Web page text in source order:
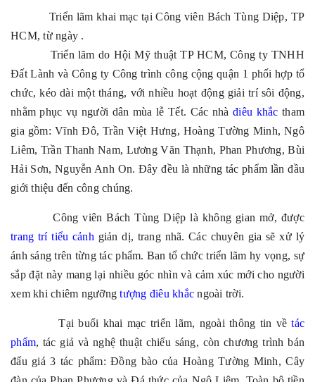
Triển lãm khai mạc tại Công viên Bách Tùng Diệp, TP
HCM, từ ngày .
Triển lãm do Hội Mỹ thuật TP HCM, Công ty TNHH
Đất Lành và Công ty Công trình công cộng quận 1 phối hợp tổ
chức, kéo dài một tháng, với nhiều hoạt động giải trí sôi động,
nhằm phục vụ người dân mùa lễ Tết. Các nhàđiêu khắc tham
gia gồm: Vĩnh Đô, Trần Việt Hưng, Hoàng Tường Minh, Ngô
Liêm, Trần Thanh Nam, Lương Văn Thạnh, Phan Phương, Bùi
Hải Sơn, Nguyễn Anh On. Đây đều là những tác phẩm lần đầu
giới thiệu đến công chúng.
Công viên Bách Tùng Diệp là không gian mở, được
trang trí tiểu cảnh giản dị, trang nhã. Các chuyên gia sẽ xử lý
ánh sáng trên từng tác phẩm. Ban tổ chức triển lãm hy vọng, sự
sắp đặt này mang lại nhiều góc nhìn và cảm xúc mới cho người
xem khi chiêm ngưỡng tượng điêu khắc ngoài trời.
Tại buổi khai mạc triển lãm, ngoài thông tin vềtác
phẩm, tác giả và nghệ thuật chiếu sáng, còn chương trình bán
đấu giá 3 tác phẩm: Đồng bào của Hoàng Tường Minh, Cây